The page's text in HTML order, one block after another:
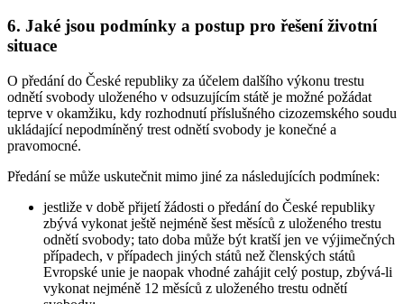
6. Jaké jsou podmínky a postup pro řešení životní
situace
O předání do České republiky za účelem dalšího výkonu trestu
odnětí svobody uloženého v odsuzujícím státě je možné požádat
teprve v okamžiku, kdy rozhodnutí příslušného cizozemského soudu
ukládající nepodmíněný trest odnětí svobody je konečné a
pravomocné.
Předání se může uskutečnit mimo jiné za následujících podmínek:
jestliže v době přijetí žádosti o předání do České republiky
zbývá vykonat ještě nejméně šest měsíců z uloženého trestu
odnětí svobody; tato doba může být kratší jen ve výjimečných
případech, v případech jiných států než členských států
Evropské unie je naopak vhodné zahájit celý postup, zbývá-li
vykonat nejméně 12 měsíců z uloženého trestu odnětí